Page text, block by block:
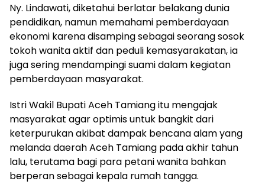
Ny. Lindawati, diketahui berlatar belakang dunia
pendidikan, namun memahami pemberdayaan
ekonomi karena disamping sebagai seorang sosok
tokoh wanita aktif dan peduli kemasyarakatan, ia
juga sering mendampingi suami dalam kegiatan
pemberdayaan masyarakat.
Istri Wakil Bupati Aceh Tamiang itu mengajak
masyarakat agar optimis untuk bangkit dari
keterpurukan akibat dampak bencana alam yang
melanda daerah Aceh Tamiang pada akhir tahun
lalu, terutama bagi para petani wanita bahkan
berperan sebagai kepala rumah tangga.